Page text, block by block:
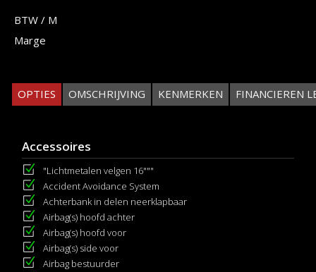
BTW / M
Marge
OPTIES OMSCHRIJVING KENMERKEN FINANCIEREN
Accessoires
"Lichtmetalen velgen 16"""
Accident Avoidance System
Achterbank in delen neerklapbaar
Airbag(s) hoofd achter
Airbag(s) hoofd voor
Airbag(s) side voor
Airbag bestuurder